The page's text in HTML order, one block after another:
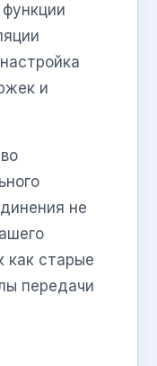
и
не
как старые
передачи